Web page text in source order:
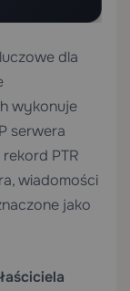
dla
wykonuje
serwera
PTR
wiadomości
jako